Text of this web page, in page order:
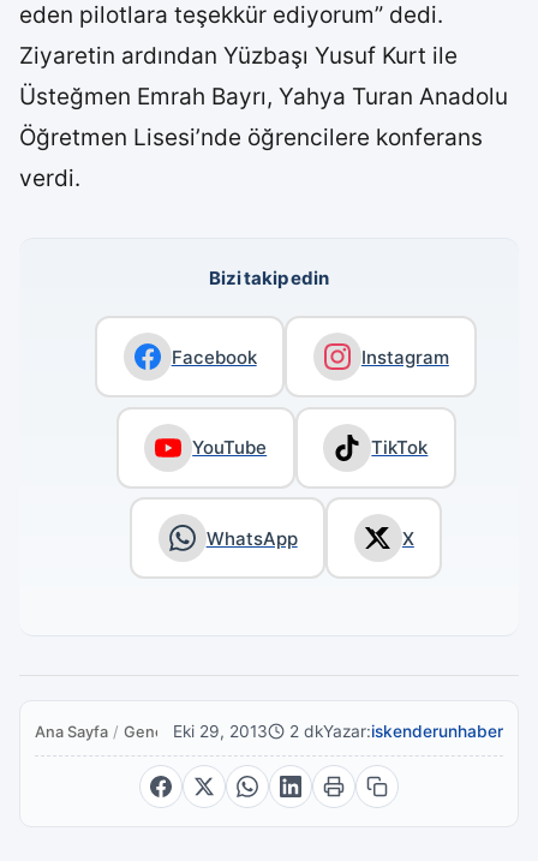
eden pilotlara teşekkür ediyorum” dedi.
Ziyaretin ardından Yüzbaşı Yusuf Kurt ile
Üsteğmen Emrah Bayrı, Yahya Turan Anadolu
Öğretmen Lisesi’nde öğrencilere konferans
verdi.
Bizi takip edin
Facebook Instagram
YouTube TikTok
WhatsApp X
Ana Sayfa / Genel Eki 29, 2013 2 dkYazar:iskenderunhaber